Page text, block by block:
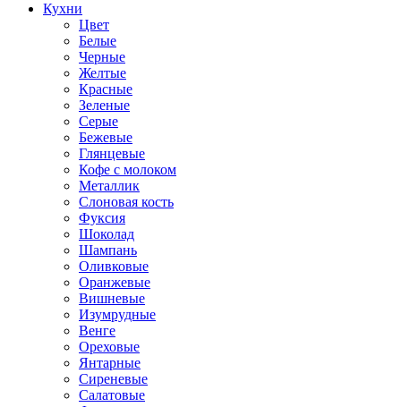
Кухни
Цвет
Белые
Черные
Желтые
Красные
Зеленые
Серые
Бежевые
Глянцевые
Кофе с молоком
Металлик
Слоновая кость
Фуксия
Шоколад
Шампань
Оливковые
Оранжевые
Вишневые
Изумрудные
Венге
Ореховые
Янтарные
Сиреневые
Салатовые